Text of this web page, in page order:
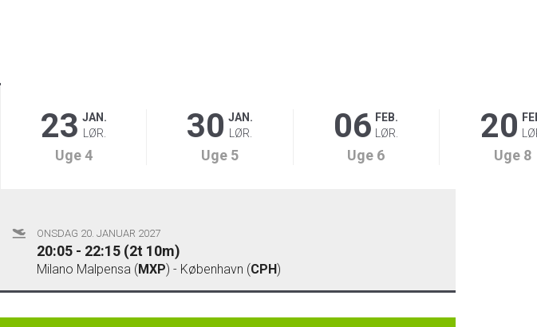
23 JAN.
LØR.
Uge 4
30 JAN.
LØR.
Uge 5
06 FEB.
LØR.
Uge 6
20
Uge 8
ONSDAG 20. JANUAR 2027
20:05 - 22:15 (2t 10m)
Milano Malpensa (MXP) - København (CPH)